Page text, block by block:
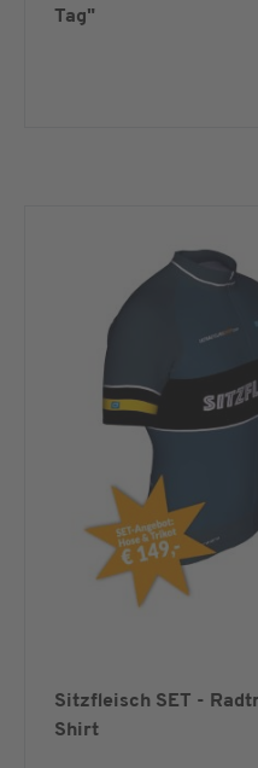
Tag"
Sitzfleisch SET -
Shirt